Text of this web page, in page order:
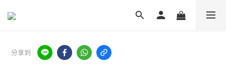
分享到